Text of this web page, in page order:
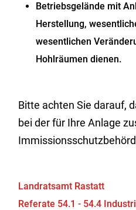
Betriebsgelände mit
Herstellung,
wesentlichen
Hohlräumen dienen.
Bitte achten Sie darauf,
bei der für Ihre Anlage
Landratsamt Rastatt
Referate 54.1 - 54.4